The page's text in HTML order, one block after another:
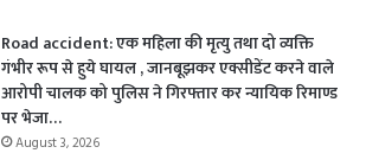
Road accident: एक महिला की मृत्यु तथा दो व्यक्ति
गंभीर रूप से हुये घायल , जानबूझकर एक्सीडेंट करने वाले
आरोपी चालक को पुलिस ने गिरफ्तार कर न्यायिक रिमाण्ड
पर भेजा…
August 3, 2026